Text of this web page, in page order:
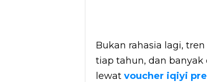
Bukan rahasia lagi,
tiap tahun, dan banyak
lewat voucher iqiyi